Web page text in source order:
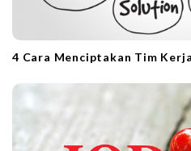
4 Cara Menciptakan Tim